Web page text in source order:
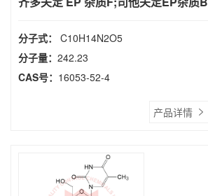
分子式： C10H14N2O5
分子量： 242.23
CAS号： 16053-52-4
产品详情